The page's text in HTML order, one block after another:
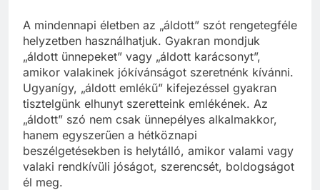
A mindennapi életben az „áldott” szót rengetegféle
helyzetben használhatjuk. Gyakran mondjuk
„áldott ünnepeket” vagy „áldott karácsonyt”,
amikor valakinek jókívánságot szeretnénk kívánni.
Ugyanígy, „áldott emlékű” kifejezéssel gyakran
tisztelgünk elhunyt szeretteink emlékének. Az
„áldott” szó nem csak ünnepélyes alkalmakkor,
hanem egyszerűen a hétköznapi
beszélgetésekben is helytálló, amikor valami vagy
valaki rendkívüli jóságot, szerencsét, boldogságot
él meg.